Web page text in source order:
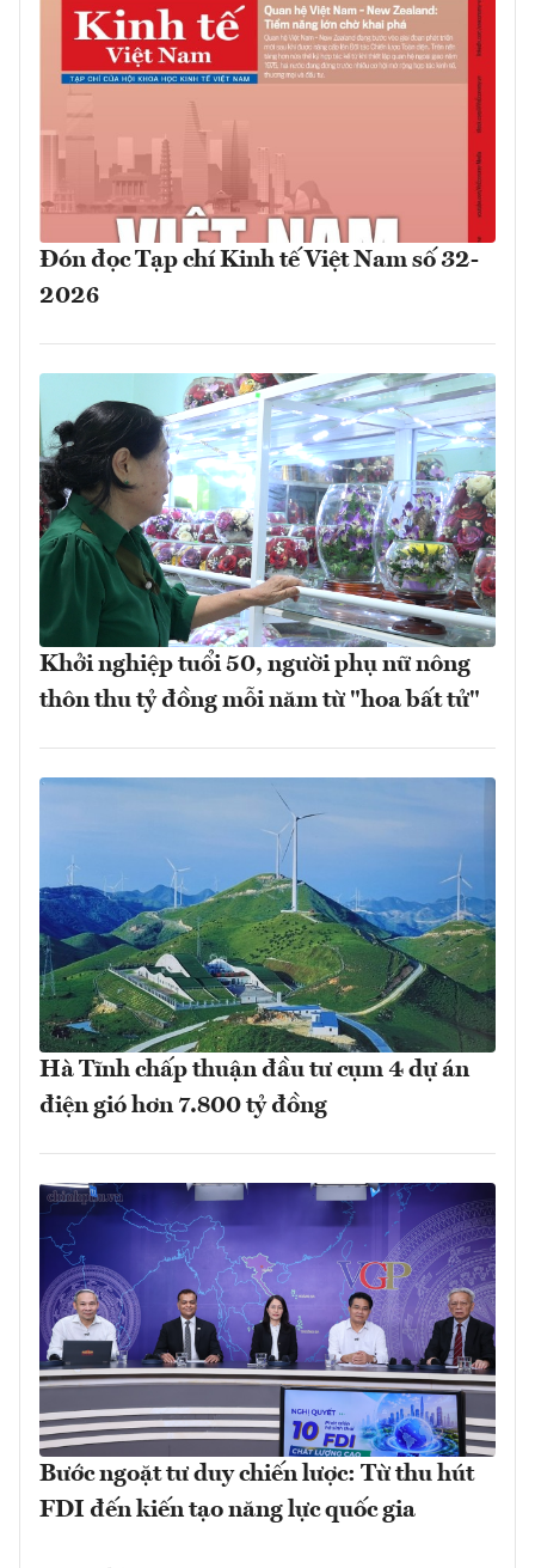
Đón đọc Tạp chí Kinh tế Việt Nam số 32-
2026
Khởi nghiệp tuổi 50, người phụ nữ nông
thôn thu tỷ đồng mỗi năm từ "hoa bất tử"
Hà Tĩnh chấp thuận đầu tư cụm 4 dự án
điện gió hơn 7.800 tỷ đồng
Bước ngoặt tư duy chiến lược: Từ thu hút
FDI đến kiến tạo năng lực quốc gia